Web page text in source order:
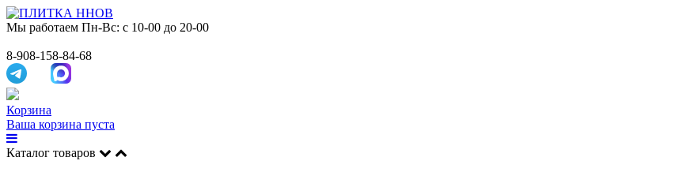
Мы работаем Пн-Вс: с 10-00 до 20-00
8-908-158-84-68
Корзина
Ваша корзина пуста
Каталог товаров